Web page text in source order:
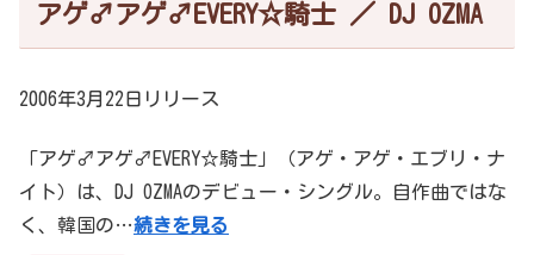
アゲ♂アゲ♂EVERY☆騎士 ／ DJ OZMA
2006年3月22日リリース
「アゲ♂アゲ♂EVERY☆騎士」（アゲ・アゲ・エブリ・ナ
イト）は、DJ OZMAのデビュー・シングル。自作曲ではな
く、韓国の…続きを見る